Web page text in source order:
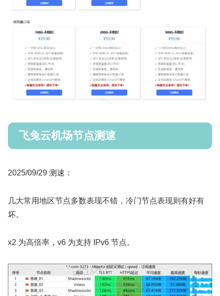
飞兔云机场节点测速
2025/09/29 测速：
几大常用地区节点多数表现不错，冷门节点表现则有好有
坏。
x2 为高倍率，v6 为支持 IPv6 节点。